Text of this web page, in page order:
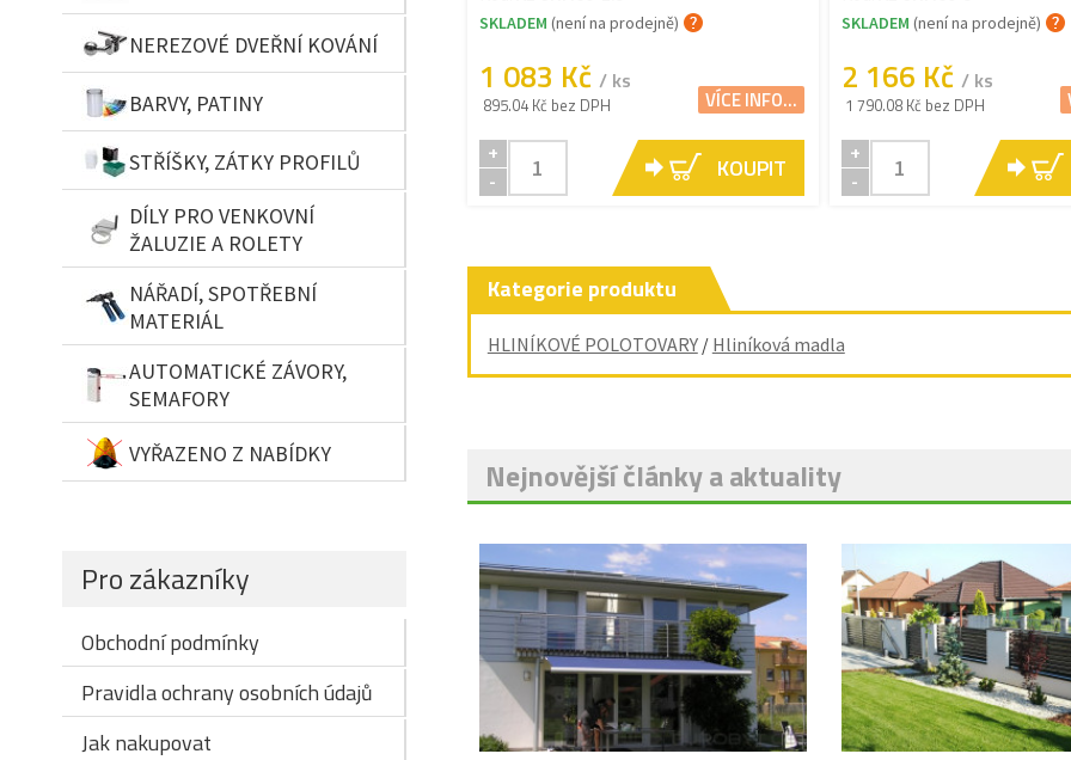
NEREZOVÉ DVEŘNÍ KOVÁNÍ
BARVY, PATINY
STŘÍŠKY, ZÁTKY PROFILŮ
DÍLY PRO VENKOVNÍ
ŽALUZIE A ROLETY
NÁŘADÍ, SPOTŘEBNÍ
MATERIÁL
AUTOMATICKÉ ZÁVORY,
SEMAFORY
VYŘAZENO Z NABÍDKY
Pro zákazníky
Obchodní podmínky
Pravidla ochrany osobních údajů
Jak nakupovat
SKLADEM (není na prodejně)
1 083 Kč / ks
895.04 Kč bez DPH VÍCE INFO...
+
-
KOUPIT
SKLADEM (není na prodejně)
2 166 Kč / ks
1 790.08 Kč bez DPH
+
-
Kategorie produktu
HLINÍKOVÉ POLOTOVARY/ Hliníková madla
Nejnovější články a aktuality